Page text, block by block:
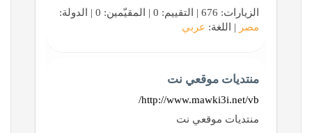
الزيارات: 676 | التقييم: 0 | المقيّمين: 0 | الدولة:
مصر | اللغة: عربي
منتديات موقعي نت
http://www.mawki3i.net/vb/
منتديات موقعي نت